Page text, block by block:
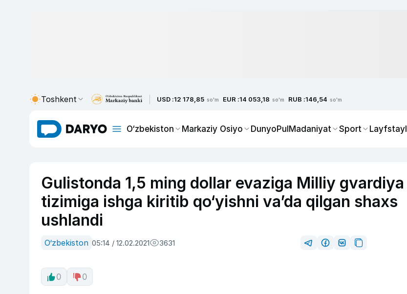
Toshkent USD :12 178,85 so'm EUR :14 053,18 so'm RUB :146,54 so'm
O‘zbekiston Markaziy Osiyo DunyoPulMadaniyat Sport Layfstayl
Gulistonda 1,5 ming dollar evaziga Milliy gvardiya
tizimiga ishga kiritib qo‘yishni va’da qilgan shaxs
ushlandi
O‘zbekiston 05:14 / 12.02.2021 3631
0 0